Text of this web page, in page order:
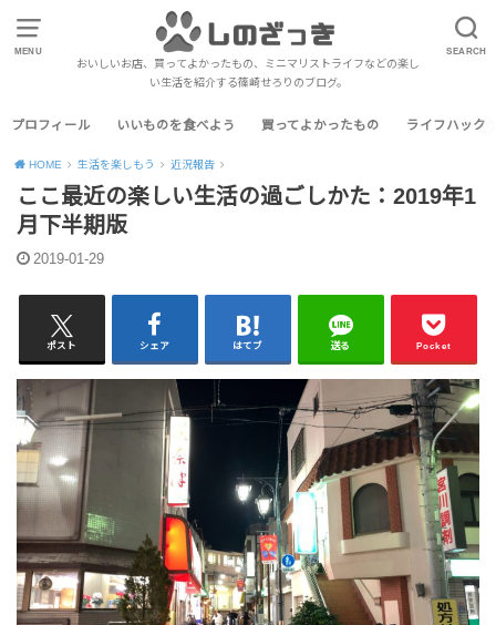
MENU SEARCH
おいしいお店、買ってよかったもの、ミニマリストライフなどの楽し
い生活を紹介する篠崎せろりのブログ。
プロフィール いいものを食べよう 買ってよかったもの ライフハック
HOME 生活を楽しもう 近況報告
ここ最近の楽しい生活の過ごしかた：2019年1
月下半期版
2019-01-29
ポスト シェア はてブ 送る Pocket